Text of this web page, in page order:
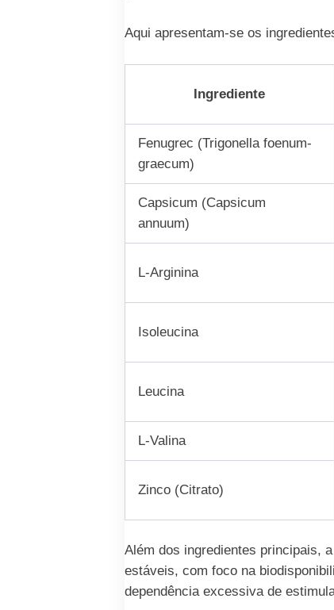
Aqui apresentam-se os
Ingrediente
Fenugrec (Trigonella foenum-
graecum)
Capsicum (Capsicum
annuum)
L-Arginina
Isoleucina
Leucina
L-Valina
Zinco (Citrato)
Além dos ingredientes principais,
estáveis, com foco na
dependência excessiva de